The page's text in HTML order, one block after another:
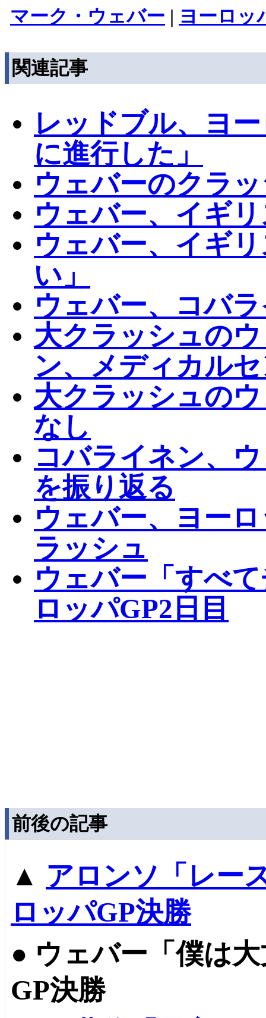
マーク・ウェバー | ヨーロッ
関連記事
レッドブル、ヨ
に進行した」
ウェバーのクラ
ウェバー、イギ
ウェバー、イギ
い」
ウェバー、コバ
大クラッシュの
ン、メディカル
大クラッシュの
なし
コバライネン、
を振り返る
ウェバー、ヨー
ラッシュ
ウェバー「すべ
ロッパGP2日目
前後の記事
▲ アロンソ「レー
ロッパGP決勝
● ウェバー「僕は
GP決勝